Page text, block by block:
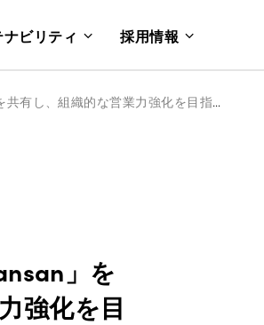
ビリティ 採用情報
明治25年創業の淺沼組がクラウド名刺管理「Sansan」を導入〜全国拠点の人脈を共有し、組織的な営業力強化を目指す〜【株式会社淺沼組】
」を
強化を目